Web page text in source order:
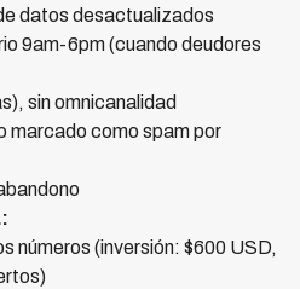
datos desactualizados
9am-6pm (cuando deudores
sin omnicanalidad
marcado como spam por
números (inversión: $600 USD,